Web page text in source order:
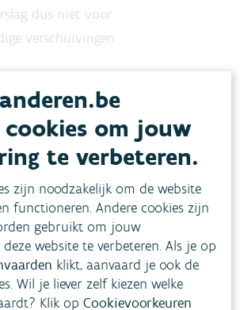
dus niet voor
verschuivingen.
vorige maand zijn er meer
hoge freatische
voor de tijd van het jaar.
neerslag van de afgelopen
de grondwaterstanden lager
de tijd van het jaar. We zien:
met lage tot zeer lage peilen
om jouw
te verbeteren.
zijn noodzakelijk om de website
functioneren. Andere cookies zijn
gebruikt om jouw
website te verbeteren. Als je op
klikt, aanvaard je ook de
Wil je liever zelf kiezen welke
Klik opCookievoorkeuren